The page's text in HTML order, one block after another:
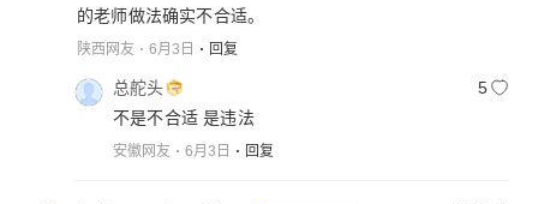
的老师做法确实不合适。
陕西网友 6月3日 回复
总舵头
5
不是不合适 是违法
安徽网友 6月3日 回复